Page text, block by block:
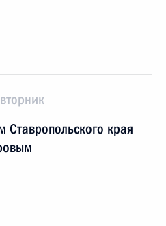
Ставропольского края